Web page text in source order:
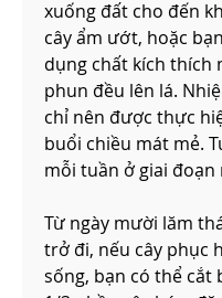
xuống đất cho đến
cây ẩm ướt, hoặc
dụng chất kích thích
phun đều lên lá.
chỉ nên được thực
buổi chiều mát mẻ.
mỗi tuần ở giai đoạn
Từ ngày mười lăm
trở đi, nếu cây phục
sống, bạn có thể cắt